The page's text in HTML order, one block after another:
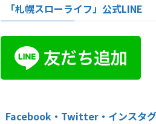
「札幌スローライフ」公式LINE
Facebook・Twitter・インスタ